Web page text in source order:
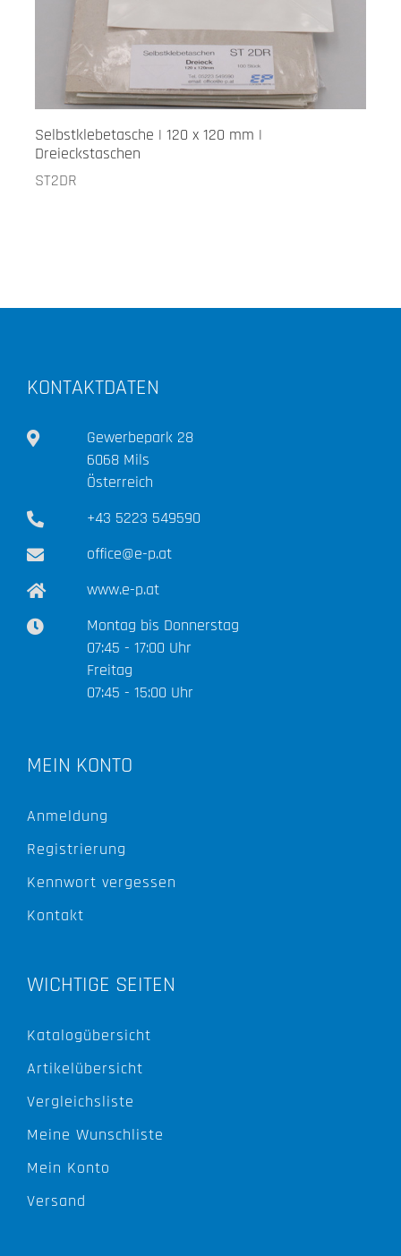
Selbstklebetasche | 120 x 120 mm |
Dreieckstaschen
ST2DR
KONTAKTDATEN
Gewerbepark 28
6068 Mils
Österreich
+43 5223 549590
office@e-p.at
www.e-p.at
Montag bis Donnerstag
07:45 - 17:00 Uhr
Freitag
07:45 - 15:00 Uhr
MEIN KONTO
Anmeldung
Registrierung
Kennwort vergessen
Kontakt
WICHTIGE SEITEN
Katalogübersicht
Artikelübersicht
Vergleichsliste
Meine Wunschliste
Mein Konto
Versand